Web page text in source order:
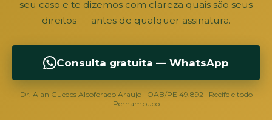
seu caso e te dizemos com clareza quais são seus
direitos — antes de qualquer assinatura.
Consulta gratuita — WhatsApp
Dr. Alan Guedes Alcoforado Araujo · OAB/PE 49.892 · Recife e todo
Pernambuco